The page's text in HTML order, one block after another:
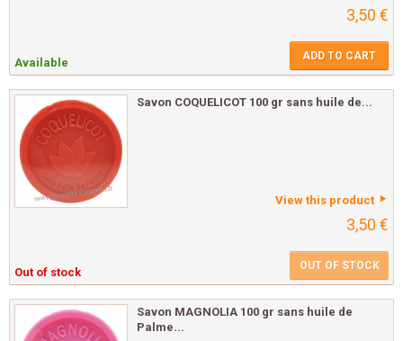
3,50 €
Available ADD TO CART
Savon COQUELICOT 100 gr sans huile de...
View this product
3,50 €
Out of stock OUT OF STOCK
Savon MAGNOLIA 100 gr sans huile de
Palme...